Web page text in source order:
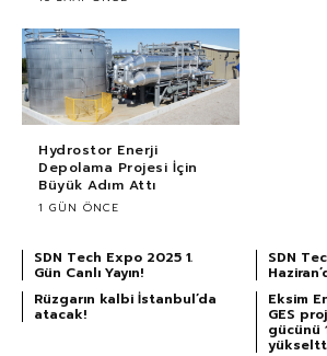
Hydrostor Enerji
Depolama Projesi İçin
Büyük Adım Attı
1 GÜN ÖNCE
SDN Tech Expo 2025 1.
Gün Canlı Yayın!
SDN
Rüzgarın kalbi İstanbul’da
atacak!
Eksim
GES
gücünü